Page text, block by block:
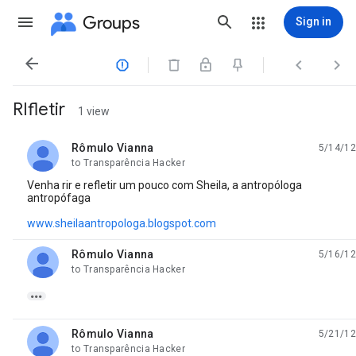
Groups Sign in
   
RIfletir 1 view
Rômulo Vianna
unread,
5/14/12
to Transparência Hacker
Venha rir e refletir um pouco com Sheila, a antropóloga
antropófaga
www.sheilaantropologa.blogspot.com
Rômulo Vianna
unread,
5/16/12
to Transparência Hacker

Rômulo Vianna
unread,
5/21/12
to Transparência Hacker